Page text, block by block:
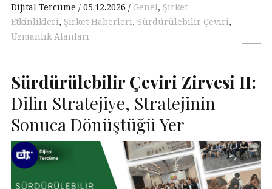
Dijital Tercüme 05.12.2026 Genel, Şirket
Etkinlikleri, Şirket Haberleri, Sürdürülebilir Çeviri,
Uzmanlık Alanları
Sürdürülebilir Çeviri Zirvesi II:
Dilin Stratejiye, Stratejinin
Sonuca Dönüştüğü Yer